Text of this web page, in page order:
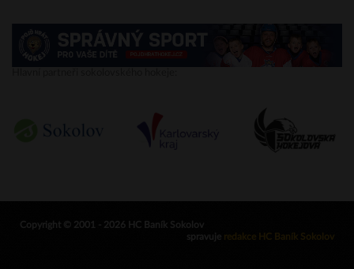
Copyright © 2001 - 2026 HC Baník Sokolov
spravuje redakce HC Baník Sokolov